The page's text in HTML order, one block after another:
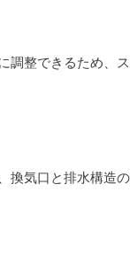
整できるため、
気口と排水構造